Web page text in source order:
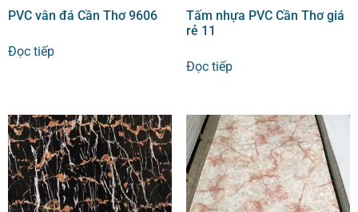
PVC vân đá Cần Thơ 9606
Đọc tiếp
Tấm nhựa PVC Cần Thơ giá
rẻ 11
Đọc tiếp